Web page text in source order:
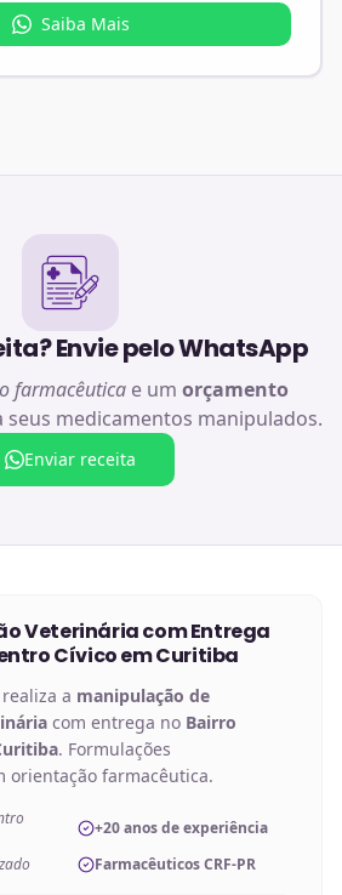
Saiba Mais
Envie pelo WhatsApp
farmacêuticae um orçamento
seus medicamentos manipulados.
Enviar receita
Veterináriacom Entrega
Cívico em Curitiba
realiza a manipulação de
com entrega no Bairro
. Formulações
orientação farmacêutica.
+20 anos de experiência
Farmacêuticos CRF-PR